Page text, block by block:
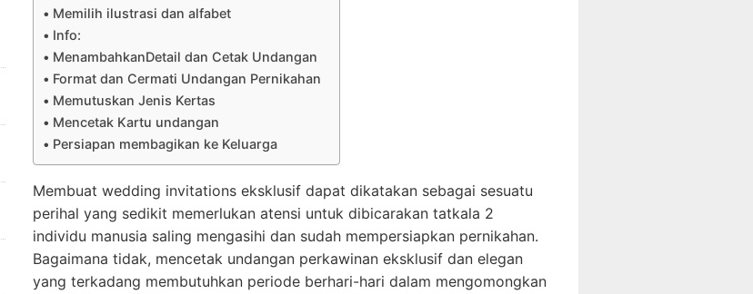
Memilih ilustrasi dan alfabet
Info:
MenambahkanDetail dan Cetak Undangan
Format dan Cermati Undangan Pernikahan
Memutuskan Jenis Kertas
Mencetak Kartu undangan
Persiapan membagikan ke Keluarga
Membuat wedding invitations eksklusif dapat dikatakan sebagai sesuatu
perihal yang sedikit memerlukan atensi untuk dibicarakan tatkala 2
individu manusia saling mengasihi dan sudah mempersiapkan pernikahan.
Bagaimana tidak, mencetak undangan perkawinan eksklusif dan elegan
yang terkadang membutuhkan periode berhari-hari dalam mengomongkan